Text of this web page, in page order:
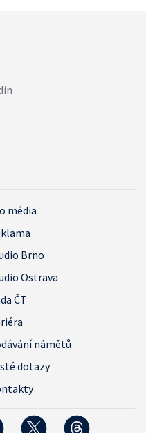
média
Brno
Ostrava
ČT
námětů
dotazy